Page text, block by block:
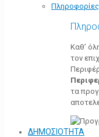
Πληροφορίες
Καθ’
τον
τα
ΔΗΜΟΣΙΟΤΗΤΑ